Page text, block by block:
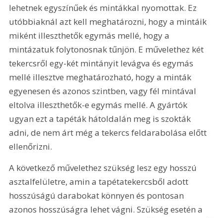
lehetnek egyszínűek és mintákkal nyomottak. Ez
utóbbiaknál azt kell meghatározni, hogy a mintáik
miként illeszthetők egymás mellé, hogy a
mintázatuk folytonosnak tűnjön. E művelethez két
tekercsről egy-két mintányit levágva és egymás
mellé illesztve meghatározható, hogy a minták
egyenesen és azonos szintben, vagy fél mintával
eltolva illeszthetők-e egymás mellé. A gyártók
ugyan ezt a tapéták hátoldalán meg is szokták
adni, de nem árt még a tekercs feldarabolása előtt
ellenőrizni.
A következő művelethez szükség lesz egy hosszú
asztalfelületre, amin a tapétatekercsből adott
hosszúságú darabokat könnyen és pontosan
azonos hosszúságra lehet vágni. Szükség esetén a